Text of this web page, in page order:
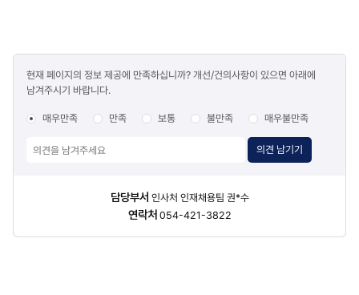
만족도
조사
현재 페이지의 정보 제공에 만족하십니까? 개선/건의사항이 있으면 아래에
남겨주시기 바랍니다.
매우만족 만족 보통 불만족 매우불만족
의견 남기기
담당부서 인사처 인재채용팀 권*수
연락처 054-421-3822